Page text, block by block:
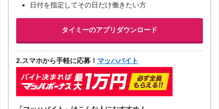
日付を指定してその日だけ働きたい方
タイミーのアプリダウンロード
2.スマホから手軽に応募！ マッハバイト